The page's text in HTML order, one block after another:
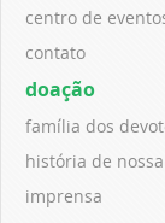
centro de
contato
doação
família dos
história de
imprensa